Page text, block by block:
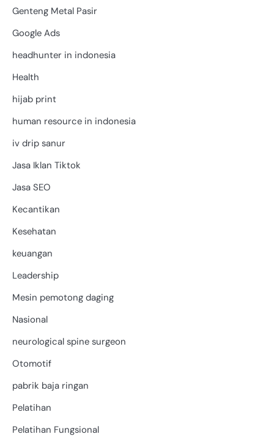
Genteng Metal Pasir
Google Ads
headhunter in indonesia
Health
hijab print
human resource in indonesia
iv drip sanur
Jasa Iklan Tiktok
Jasa SEO
Kecantikan
Kesehatan
keuangan
Leadership
Mesin pemotong daging
Nasional
neurological spine surgeon
Otomotif
pabrik baja ringan
Pelatihan
Pelatihan Fungsional